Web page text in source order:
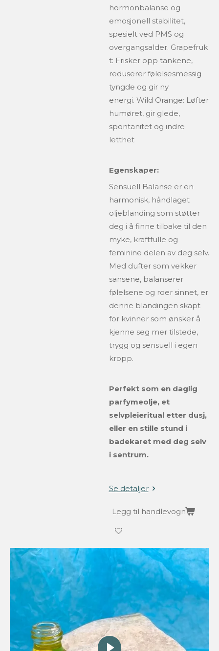
hormonbalanse og
emosjonell stabilitet,
spesielt ved PMS og
overgangsalder. Grapefruk
t: Frisker opp tankene,
reduserer følelsesmessig
tyngde og gir ny
energi. Wild Orange: Løfter
humøret, gir glede,
spontanitet og indre
letthet
Egenskaper:
Sensuell Balanse er en
harmonisk, håndlaget
oljeblanding som støtter
deg i å finne tilbake til den
myke, kraftfulle og
feminine delen av deg selv.
Med dufter som vekker
sansene, balanserer
følelsene og roer sinnet, er
denne blandingen skapt
for kvinner som ønsker å
kjenne seg mer tilstede,
trygg og sensuell i egen
kropp.
Perfekt som en daglig
parfymeolje, et
selvpleieritual etter dusj,
eller en stille stund i
badekaret med deg selv
i sentrum.
Se detaljer
Legg til handlevogn